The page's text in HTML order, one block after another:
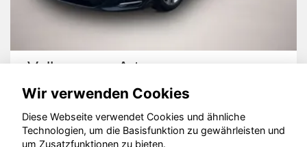
Volkswagen Arteon
© konjunkturmotor.de GmbH 2020 - 2026
Wir verwenden Cookies
Diese Webseite verwendet Cookies und ähnliche
Technologien, um die Basisfunktion zu gewährleisten und
um Zusatzfunktionen zu bieten.